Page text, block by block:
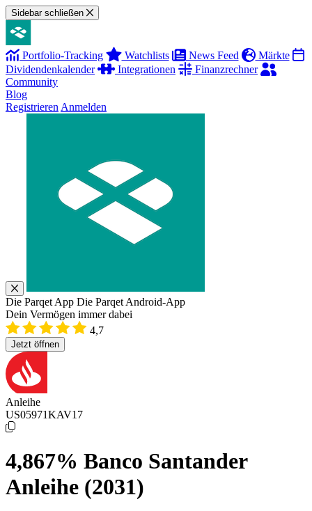
Sidebar schließen
Portfolio-Tracking Watchlists News Feed
Märkte
Dividendenkalender
Integrationen
Finanzrechner
Community
Blog
Registrieren Anmelden
Die Parqet App Die Parqet Android-App
Dein Vermögen immer dabei
4,7
Jetzt öffnen
Anleihe
US05971KAV17
4,867% Banco Santander
Anleihe (2031)